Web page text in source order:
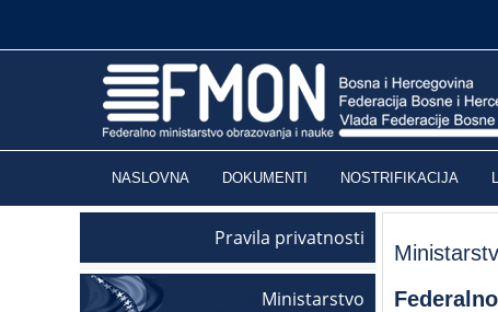
NASLOVNA DOKUMENTI NOSTRIFIKACIJA
Pravila privatnosti
Ministarstvo